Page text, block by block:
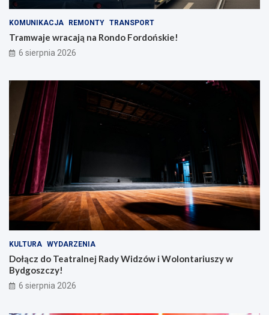
o
F
o
r
o
e
!
y
W
i
d
ó
o
n
r
i
u
s
z
y
w
B
y
KOMUNIKACJA REMONTY TRANSPORT
Tramwaje wracają na Rondo Fordońskie!
6 sierpnia 2026
KULTURA WYDARZENIA
Dołącz do Teatralnej Rady Widzów i Wolontariuszy w
Bydgoszczy!
6 sierpnia 2026